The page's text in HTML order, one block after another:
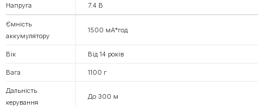
Напруга 7.4 В
Ємність
аккумулятору
1500 мА*год
Вік Від 14 років
Вага 1100 г
Дальність
керування
До 300 м